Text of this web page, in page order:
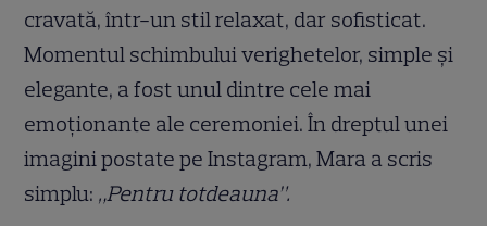
cravată, într-un stil relaxat, dar sofisticat.
Momentul schimbului verighetelor, simple și
elegante, a fost unul dintre cele mai
emoționante ale ceremoniei. În dreptul unei
imagini postate pe Instagram, Mara a scris
simplu: „Pentru totdeauna”.